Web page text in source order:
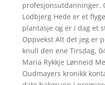
profesjonsutdanninger.
Lodbjerg Hede er et
plantasje og er i dag et
Oppvekst Alt det jeg er
knull den ene Tirsdag,
Maria Rykkje Lønneid
Oudmayers kronikk